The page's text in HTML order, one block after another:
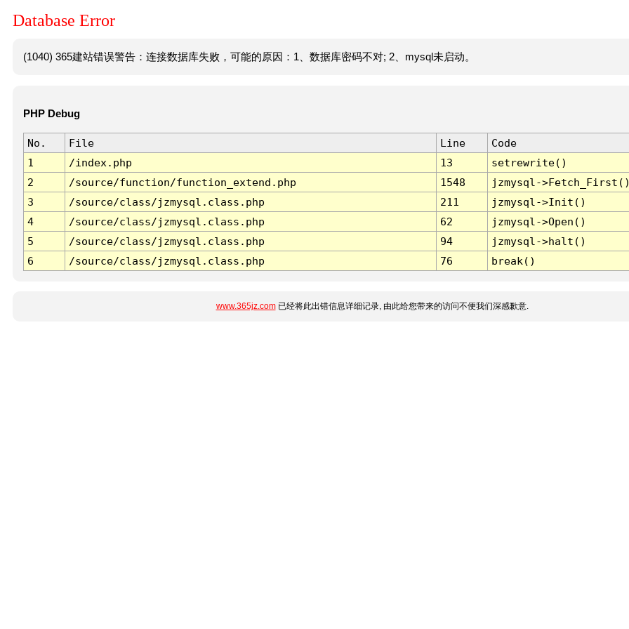
Database Error
(1040) 365建站错误警告：连接数据库失败，可能的原因：1、数据库密码不对; 2、mysql未启动。
PHP Debug
No. File Line
Code
1
/index.php 13
setrewrite()
2
/source/function/function_extend.php 1548
jzmysql-
3
/source/class/jzmysql.class.php 211
jzmysql->Init()
4
/source/class/jzmysql.class.php 62
jzmysql->Open()
5
/source/class/jzmysql.class.php 94
jzmysql->halt()
6
/source/class/jzmysql.class.php 76 break()
www.365jz.com已经将此出错信息详细记录, 由此给您带来的访问不便我们深感歉意.